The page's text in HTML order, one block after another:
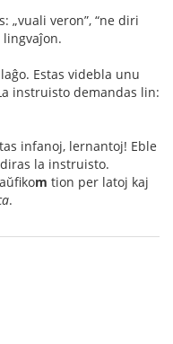
„vuali veron”, “ne diri
lingvaĵon.
Estas videbla unu
instruisto demandas lin:
infanoj, lernantoj! Eble
la instruisto.
m tion per latoj kaj
.